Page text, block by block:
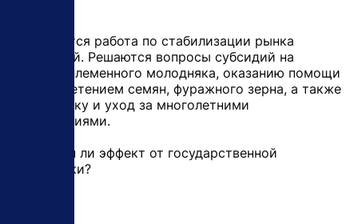
Проводится работа по стабилизации рынка
удобрений. Решаются вопросы субсидий на
покупку племенного молодняка, оказанию помощи
с приобретением семян, фуражного зерна, а также
на закладку и уход за многолетними
насаждениями.
- Заметен ли эффект от государственной
поддержки?